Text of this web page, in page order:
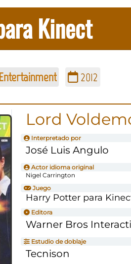
Kinect
2012
Lord
Interpretado por
José Luis Angulo
Actor idioma original
Nigel Carrington
Juego
Harry Potter para
Editora
Warner Bros
Estudio de doblaje
Tecnison